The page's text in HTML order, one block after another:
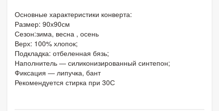
Основные характеристики конверта:
Размер: 90х90см
Сезон:зима, весна , осень
Верх: 100% хлопок;
Подкладка: отбеленная бязь;
Наполнитель ― силиконизированный синтепон;
Фиксация ― липучка, бант
Рекомендуется стирка при 30С